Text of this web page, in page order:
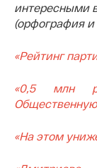
интересными
(орфография и
«Рейтинг
«0,5 млн
Общественную
«На этом